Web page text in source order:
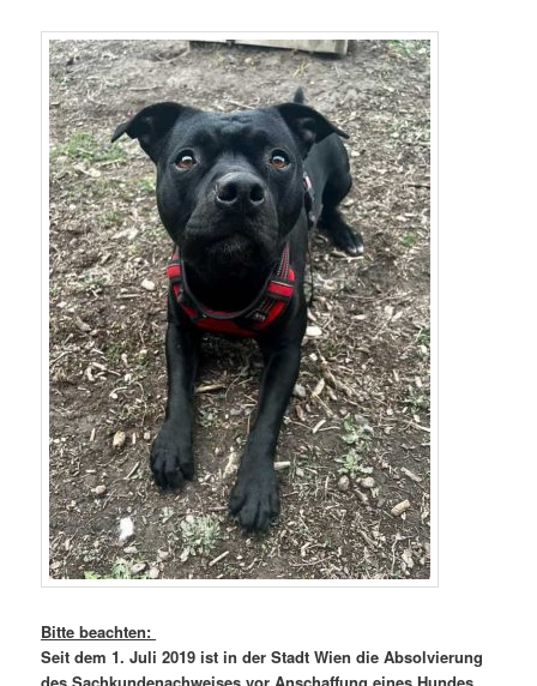
Bitte beachten:
Seit dem 1. Juli 2019 ist in der Stadt Wien die Absolvierung